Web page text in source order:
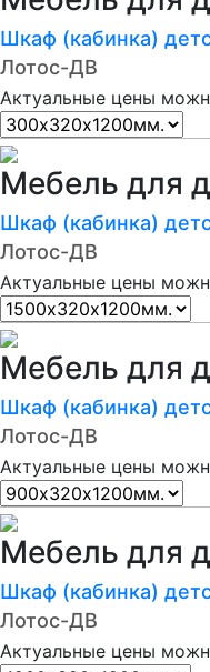
Шкаф (кабинка)
Лотос-ДВ
Актуальные цены
Мебель для
Шкаф (кабинка)
Лотос-ДВ
Актуальные цены
Мебель для
Шкаф (кабинка)
Лотос-ДВ
Актуальные цены
Мебель для
Шкаф (кабинка)
Лотос-ДВ
Актуальные цены